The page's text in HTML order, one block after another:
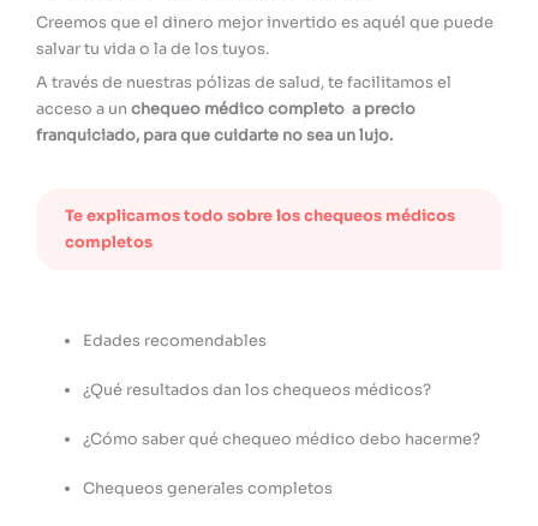
Creemos que el dinero mejor invertido es aquél que puede
salvar tu vida o la de los tuyos.
A través de nuestras pólizas de salud, te facilitamos el
acceso a un chequeo médico completo a precio
franquiciado, para que cuidarte no sea un lujo.
Te explicamos todo sobre los chequeos médicos
completos
Edades recomendables
¿Qué resultados dan los chequeos médicos?
¿Cómo saber qué chequeo médico debo hacerme?
Chequeos generales completos